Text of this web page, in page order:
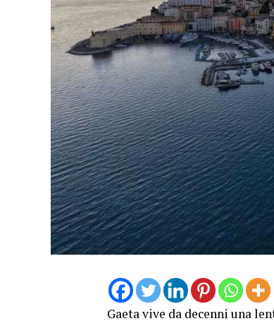
Gaeta vive da decenni una